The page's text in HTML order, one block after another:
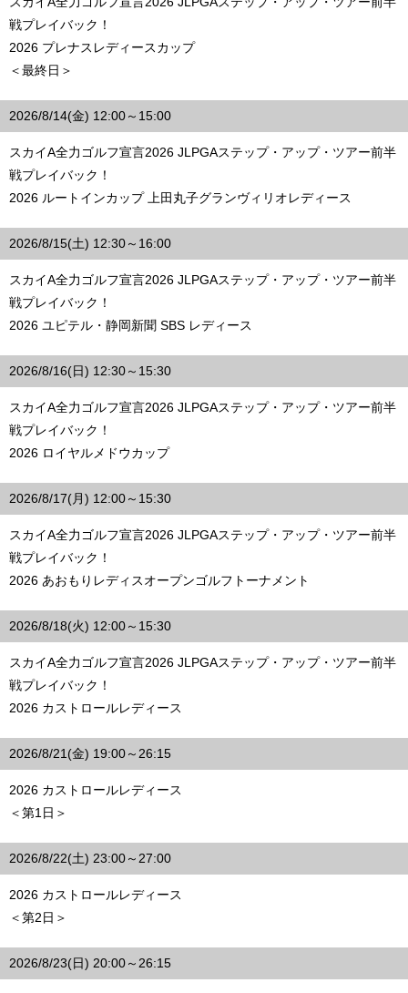
戦プレイバック！
2026 プレナスレディースカップ
＜最終日＞
2026/8/14(金) 12:00～15:00
スカイA全力ゴルフ宣言2026 JLPGAステップ・アップ・ツアー前半
戦プレイバック！
2026 ルートインカップ 上田丸子グランヴィリオレディース
2026/8/15(土) 12:30～16:00
スカイA全力ゴルフ宣言2026 JLPGAステップ・アップ・ツアー前半
戦プレイバック！
2026 ユピテル・静岡新聞 SBS レディース
2026/8/16(日) 12:30～15:30
スカイA全力ゴルフ宣言2026 JLPGAステップ・アップ・ツアー前半
戦プレイバック！
2026 ロイヤルメドウカップ
2026/8/17(月) 12:00～15:30
スカイA全力ゴルフ宣言2026 JLPGAステップ・アップ・ツアー前半
戦プレイバック！
2026 あおもりレディスオープンゴルフトーナメント
2026/8/18(火) 12:00～15:30
スカイA全力ゴルフ宣言2026 JLPGAステップ・アップ・ツアー前半
戦プレイバック！
2026 カストロールレディース
2026/8/21(金) 19:00～26:15
2026 カストロールレディース
＜第1日＞
2026/8/22(土) 23:00～27:00
2026 カストロールレディース
＜第2日＞
2026/8/23(日) 20:00～26:15